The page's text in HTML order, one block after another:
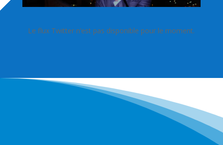
Le flux Twitter n’est pas disponible pour le moment.